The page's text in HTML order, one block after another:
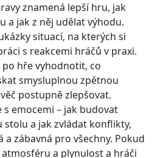
znamená lepší hru, jak
a jak z něj udělat výhodu.
situací, na kterých si
s reakcemi hráčů v praxi.
hře vyhodnotit, co
smysluplnou zpětnou
postupně zlepšovat.
emocemi – jak budovat
a jak zvládat konflikty,
a zábavná pro všechny. Pokud
a plynulost a hráči